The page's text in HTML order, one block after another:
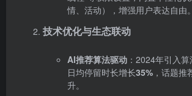
情、活动），增强用户表达自由。
技术优化与生态联动
AI推荐算法驱动 ：2024年引入
日均停留时长增长‌35% ，话题推
升。